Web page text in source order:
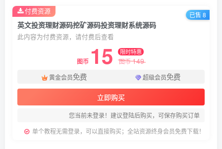
英文投资理财源码挖矿源码投资理财系统源码
此内容为付费资源，请付费后查看
图币 15 限时特惠
图币149
黄金会员免费 超级会员免费
立即购买
您当前未登录！建议登陆后购买，可保存购买订单
单个教程无需登录，可以直接购买；全站资源终身会员免费下载！
付费资源 已售 8